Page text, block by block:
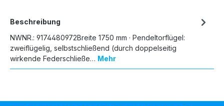
Beschreibung
NWNR.: 9174480972Breite 1750 mm · Pendeltorflügel:
zweiflügelig, selbstschließend (durch doppelseitig
wirkende Federschließe… Mehr